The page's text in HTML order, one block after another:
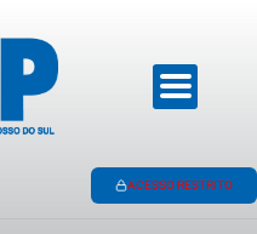
ACESSO RESTRITO